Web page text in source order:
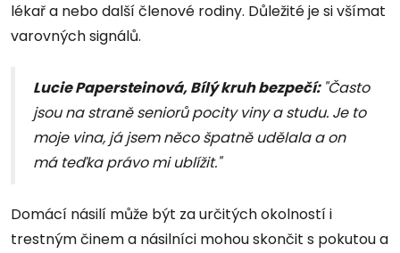
lékař a nebo další členové rodiny. Důležité je si všímat
varovných signálů.
Lucie Papersteinová, Bílý kruh bezpečí: "Často
jsou na straně seniorů pocity viny a studu. Je to
moje vina, já jsem něco špatně udělala a on
má teďka právo mi ublížit."
Domácí násilí může být za určitých okolností i
trestným činem a násilníci mohou skončit s pokutou a